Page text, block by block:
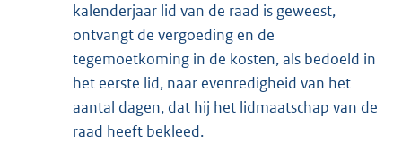
kalenderjaar lid van de raad is geweest,
ontvangt de vergoeding en de
tegemoetkoming in de kosten, als bedoeld in
het eerste lid, naar evenredigheid van het
aantal dagen, dat hij het lidmaatschap van de
raad heeft bekleed.